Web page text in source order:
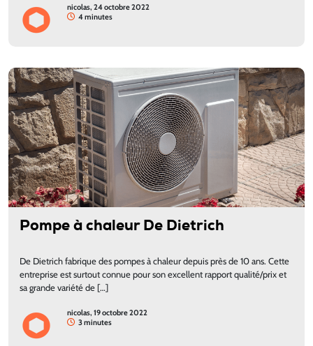
nicolas, 24 octobre 2022
4 minutes
Pompe à chaleur De Dietrich
De Dietrich fabrique des pompes à chaleur depuis près de 10 ans. Cette
entreprise est surtout connue pour son excellent rapport qualité/prix et
sa grande variété de […]
nicolas, 19 octobre 2022
3 minutes